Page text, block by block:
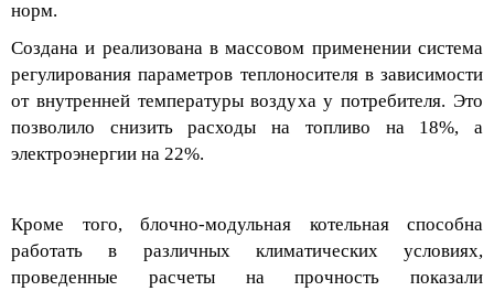
норм.
Создана и реализована в массовом применении система
регулирования параметров теплоносителя в зависимости
от внутренней температуры воздуха у потребителя. Это
позволило снизить расходы на топливо на 18%, а
электроэнергии на 22%.
Кроме того, блочно-модульная котельная способна
работать в различных климатических условиях,
проведенные расчеты на прочность показали